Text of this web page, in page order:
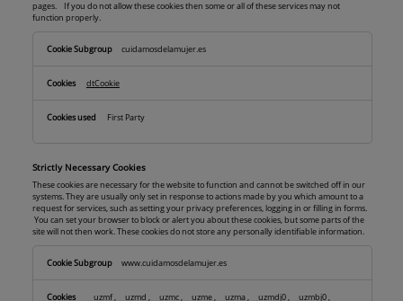
pages. If you do not allow these cookies then some or all of these services may not
function properly.
Cookies
cuidamosdelamujer.es
dtCookie
First Party
Strictly Necessary Cookies
These cookies are necessary for the website to function and cannot be switched off in our
systems. They are usually only set in response to actions made by you which amount to a
request for services, such as setting your privacy preferences, logging in or filling in forms.
You can set your browser to block or alert you about these cookies, but some parts of the
site will not then work. These cookies do not store any personally identifiable information.
Necessary
www.cuidamosdelamujer.es
__uzmf, __uzmd , __uzmc, __uzme, __uzma, __uzmdj0, __uzmbj0,